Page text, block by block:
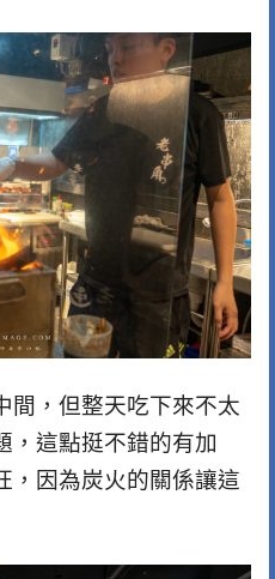
間，但整天吃下來不太
，這點挺不錯的有加
，因為炭火的關係讓這